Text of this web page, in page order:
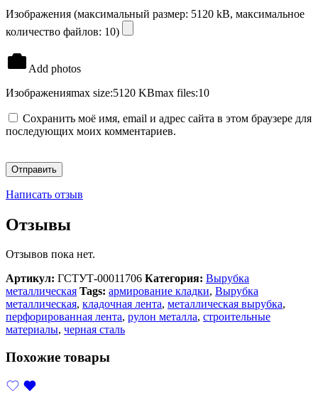
Изображения (максимальный размер: 5120 kB, максимальное
количество файлов: 10)
Add photos
Изображенияmax size:5120 KBmax files:10
Сохранить моё имя, email и адрес сайта в этом браузере для
последующих моих комментариев.
Написать отзыв
Отзывы
Отзывов пока нет.
Артикул: ГСТУТ-00011706 Категория: Вырубка
металлическая Tags: армирование кладки, Вырубка
металлическая, кладочная лента, металлическая вырубка,
перфорированная лента, рулон металла, строительные
материалы, черная сталь
Похожие товары